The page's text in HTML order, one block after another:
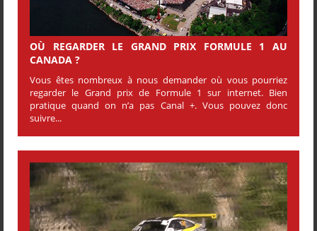
OÙ REGARDER LE GRAND PRIX FORMULE 1 AU
CANADA ?
Vous êtes nombreux à nous demander où vous pourriez
regarder le Grand prix de Formule 1 sur internet. Bien
pratique quand on n’a pas Canal +. Vous pouvez donc
suivre...